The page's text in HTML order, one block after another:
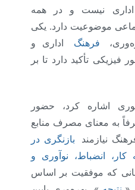
نیست و در همه
موضوعیت دارد. یکی
فرهنگ
اداری و
تأکید دارد تا بر
اشاره کرد، حضور
به معنای مصرف منابع
نیازمند
بازنگری در
انضباط، نوآوری و
که موفقیت بر اساس